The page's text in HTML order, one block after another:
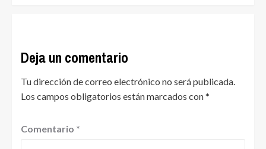
Deja un comentario
Tu dirección de correo electrónico no será publicada.
Los campos obligatorios están marcados con*
Comentario *